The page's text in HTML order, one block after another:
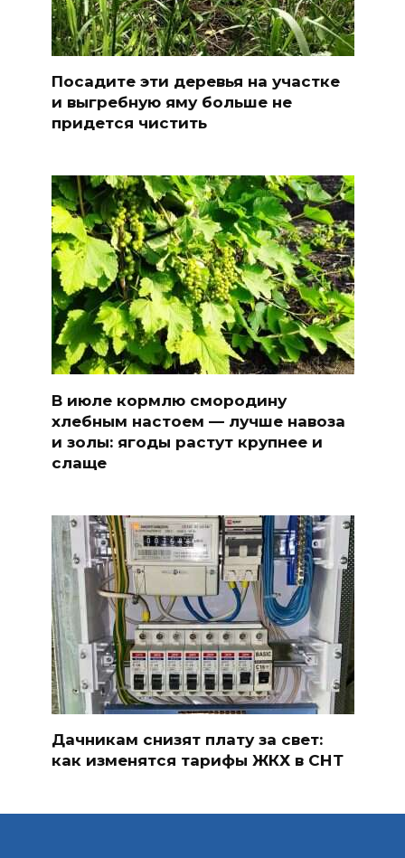
Посадите эти деревья на участке
и выгребную яму больше не
придется чистить
В июле кормлю смородину
хлебным настоем — лучше навоза
и золы: ягоды растут крупнее и
слаще
Дачникам снизят плату за свет:
как изменятся тарифы ЖКХ в СНТ